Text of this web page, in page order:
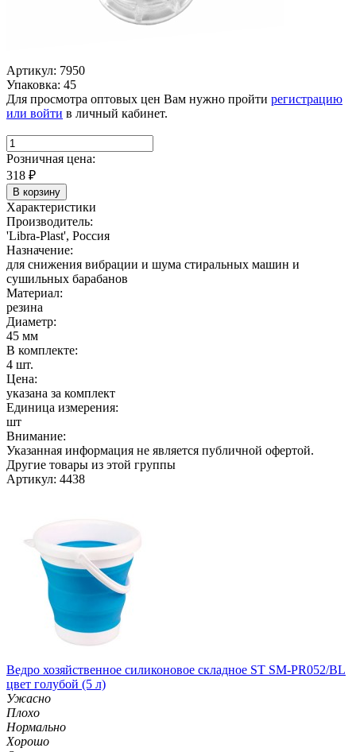
Артикул: 7950
Упаковка: 45
Для просмотра оптовых цен Вам нужно пройти регистрацию
или войти в личный кабинет.
Розничная цена:
318 ₽
В корзину
Характеристики
Производитель:
'Libra-Plast', Россия
Назначение:
для снижения вибрации и шума стиральных машин и
сушильных барабанов
Материал:
резина
Диаметр:
45 мм
В комплекте:
4 шт.
Цена:
указана за комплект
Единица измерения:
шт
Внимание:
Указанная информация не является публичной офертой.
Другие товары из этой группы
Артикул: 4438
Ведро хозяйственное силиконовое складное ST SM-PR052/BL
цвет голубой (5 л)
Ужасно
Плохо
Нормально
Хорошо